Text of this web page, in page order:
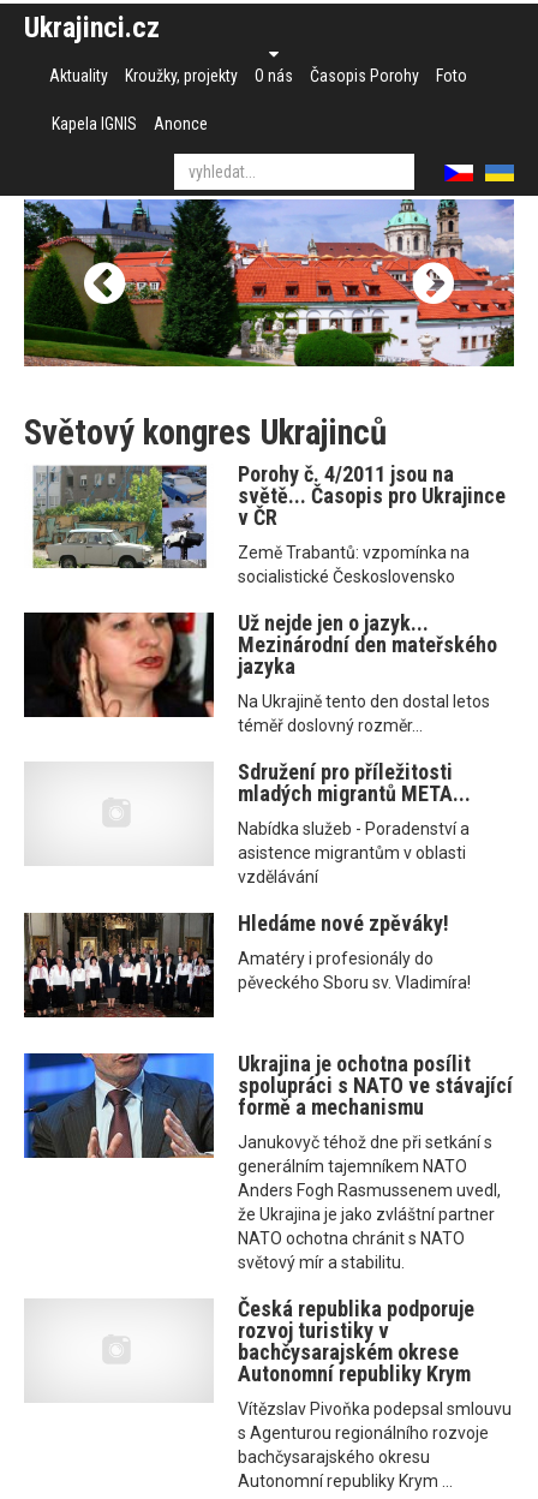
Ukrajinci.cz
Aktuality Kroužky, projekty O nás Časopis Porohy Foto
Kapela IGNIS Anonce
Světový kongres Ukrajinců
Porohy č. 4/2011 jsou na
světě... Časopis pro Ukrajince
v ČR
Země Trabantů: vzpomínka na
socialistické Československo
Už nejde jen o jazyk...
Mezinárodní den mateřského
jazyka
Na Ukrajině tento den dostal letos
téměř doslovný rozměr...
Sdružení pro příležitosti
mladých migrantů META...
Nabídka služeb - Poradenství a
asistence migrantům v oblasti
vzdělávání
Hledáme nové zpěváky!
Amatéry i profesionály do
pěveckého Sboru sv. Vladimíra!
Ukrajina je ochotna posílit
spolupráci s NATO ve stávající
formě a mechanismu
Janukovyč téhož dne při setkání s
generálním tajemníkem NATO
Anders Fogh Rasmussenem uvedl,
že Ukrajina je jako zvláštní partner
NATO ochotna chránit s NATO
světový mír a stabilitu.
Česká republika podporuje
rozvoj turistiky v
bachčysarajském okrese
Autonomní republiky Krym
Vítězslav Pivoňka podepsal smlouvu
s Agenturou regionálního rozvoje
bachčysarajského okresu
Autonomní republiky Krym ...